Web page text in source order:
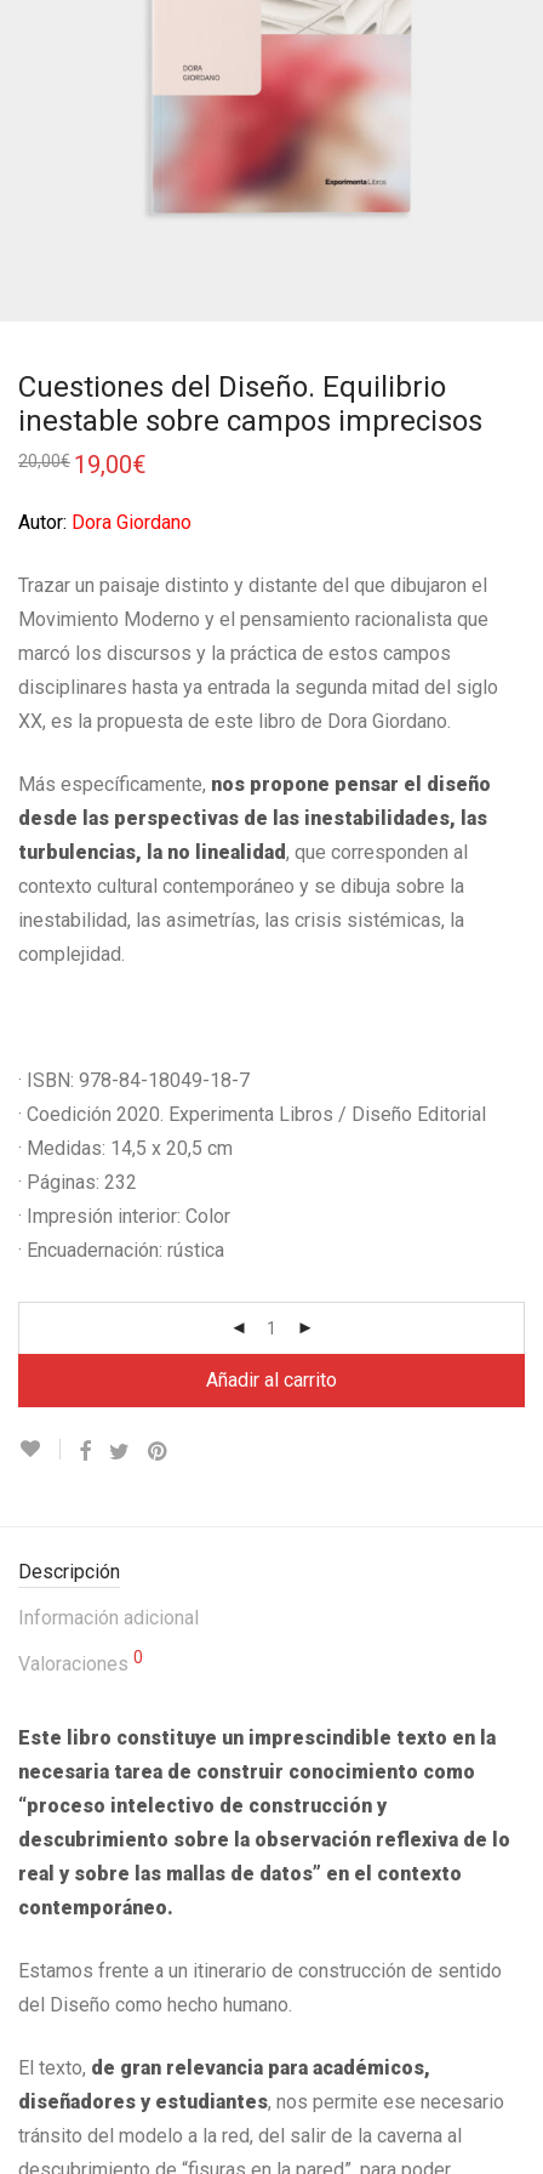
Cuestiones del Diseño. Equilibrio
inestable sobre campos imprecisos
20,00€ 19,00€
Autor: Dora Giordano
Trazar un paisaje distinto y distante del que dibujaron el
Movimiento Moderno y el pensamiento racionalista que
marcó los discursos y la práctica de estos campos
disciplinares hasta ya entrada la segunda mitad del siglo
XX, es la propuesta de este libro de Dora Giordano.
Más específicamente, nos propone pensar el diseño
desde las perspectivas de las inestabilidades, las
turbulencias, la no linealidad, que corresponden al
contexto cultural contemporáneo y se dibuja sobre la
inestabilidad, las asimetrías, las crisis sistémicas, la
complejidad.
· ISBN: 978-84-18049-18-7
· Coedición 2020. Experimenta Libros / Diseño Editorial
· Medidas: 14,5 x 20,5 cm
· Páginas: 232
· Impresión interior: Color
· Encuadernación: rústica
Añadir al carrito
Descripción
Información adicional
Valoraciones 0
Este libro constituye un imprescindible texto en la
necesaria tarea de construir conocimiento como
“proceso intelectivo de construcción y
descubrimiento sobre la observación reflexiva de lo
real y sobre las mallas de datos” en el contexto
contemporáneo.
Estamos frente a un itinerario de construcción de sentido
del Diseño como hecho humano.
El texto, de gran relevancia para académicos,
diseñadores y estudiantes, nos permite ese necesario
tránsito del modelo a la red, del salir de la caverna al